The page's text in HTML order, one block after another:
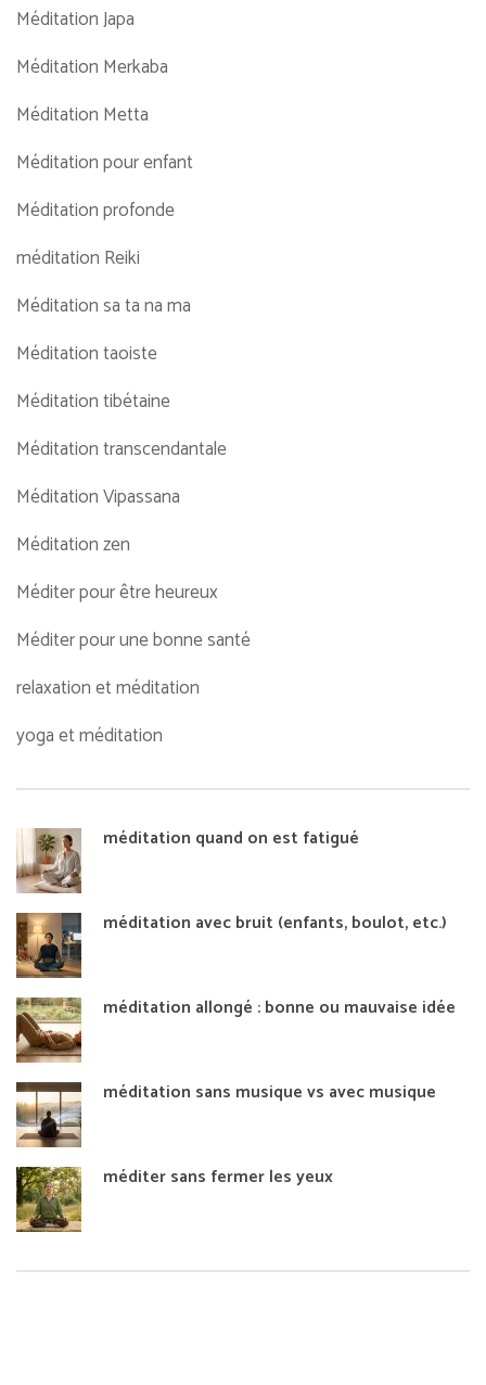
Méditation Japa
Méditation Merkaba
Méditation Metta
Méditation pour enfant
Méditation profonde
méditation Reiki
Méditation sa ta na ma
Méditation taoiste
Méditation tibétaine
Méditation transcendantale
Méditation Vipassana
Méditation zen
Méditer pour être heureux
Méditer pour une bonne santé
relaxation et méditation
yoga et méditation
méditation quand on est fatigué
méditation avec bruit (enfants, boulot, etc.)
méditation allongé : bonne ou mauvaise idée
méditation sans musique vs avec musique
méditer sans fermer les yeux